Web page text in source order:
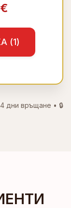
€
(1)
дни връщане • 🔒